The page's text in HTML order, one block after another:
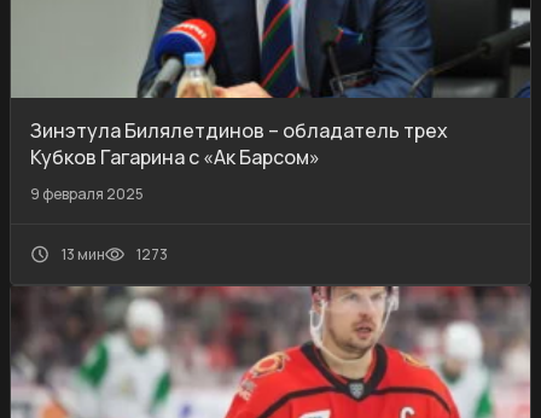
Зинэтула Билялетдинов – обладатель трех
Кубков Гагарина с «Ак Барсом»
9 февраля 2025
13 мин 1273